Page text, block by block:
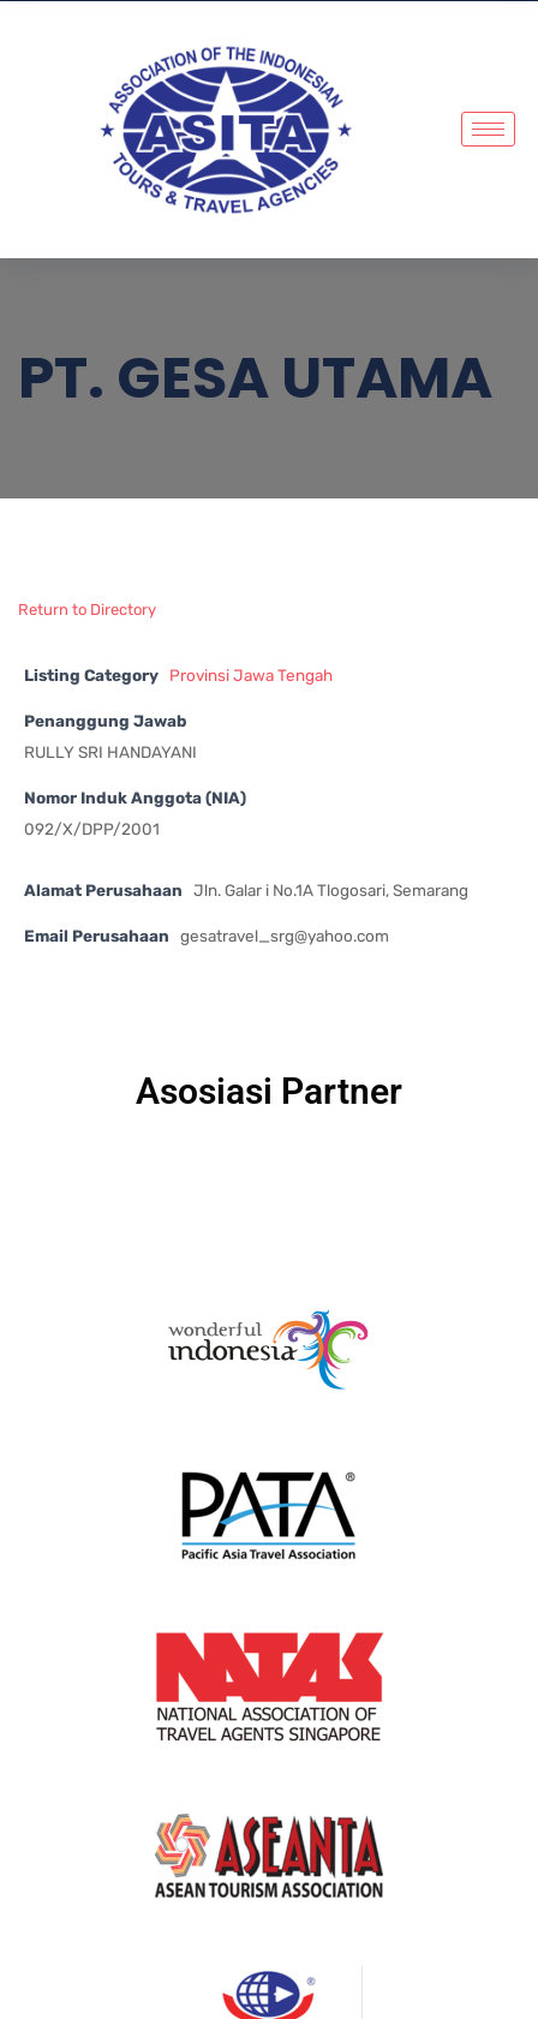
PT. GESA UTAMA
Return to Directory
Listing Category Provinsi Jawa Tengah
Penanggung Jawab
RULLY SRI HANDAYANI
Nomor Induk Anggota (NIA)
092/X/DPP/2001
Alamat Perusahaan Jln. Galar i No.1A Tlogosari, Semarang
Email Perusahaan gesatravel_srg@yahoo.com
Asosiasi Partner